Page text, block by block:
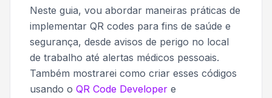
Neste guia, vou abordar maneiras práticas de
implementar QR codes para fins de saúde e
segurança, desde avisos de perigo no local
de trabalho até alertas médicos pessoais.
Também mostrarei como criar esses códigos
usando o QR Code Developer e